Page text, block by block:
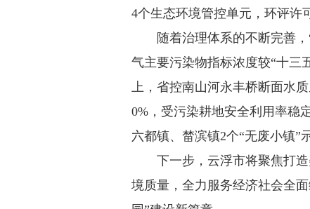
4个生态环境管控单元，环评许
随着治理体系的不断完善，“
气主要污染物指标浓度较“十三
上，省控南山河永丰桥断面水
0%，受污染耕地安全利用率稳
六都镇、榃滨镇2个“无废小镇”
下一步，云浮市将聚焦打造
境质量，全力服务经济社会全